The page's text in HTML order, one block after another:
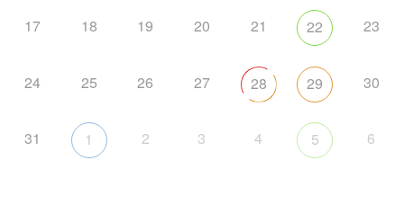
17 18 19 20 21 22 23
24 25 26 27 28 29 30
31 1 2 3 4 5 6